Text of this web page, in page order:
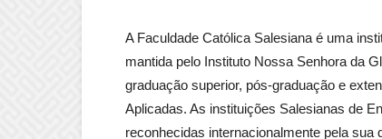
A Faculdade Católica Salesiana é uma
mantida pelo Instituto Nossa Senhora da
graduação superior, pós-graduação e
Aplicadas. As instituições Salesianas de
reconhecidas internacionalmente pela